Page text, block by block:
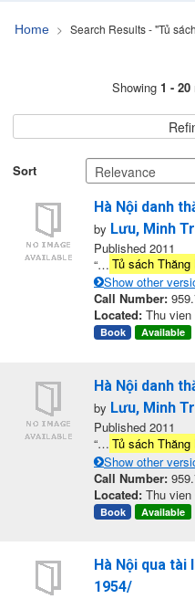
Home Search Results - "Tủ
Search
Thăng Long
Showing1 - 20
Sort
Hà Nội danh
by Lưu, Minh
Published 2011
“… Tủ sách Thăng
Show other
Call Number:
Located: Thu
Book Available
Hà Nội danh
by Lưu, Minh
Published 2011
“… Tủ sách Thăng
Show other
Call Number:
Located: Thu
Book Available
Hà Nội qua
1954/